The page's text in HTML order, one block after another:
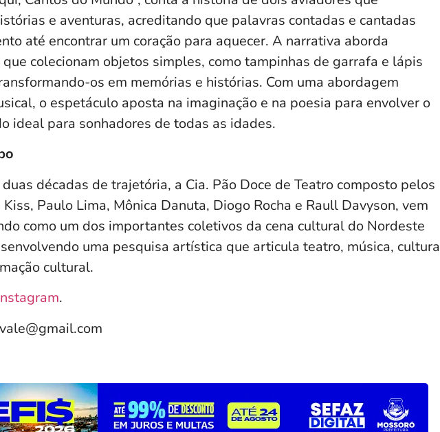
e aventuras, acreditando que palavras contadas e cantadas
até encontrar um coração para aquecer. A narrativa aborda
colecionam objetos simples, como tampinhas de garrafa e lápis
os em memórias e histórias. Com uma abordagem
o espetáculo aposta na imaginação e na poesia para envolver o
ideal para sonhadores de todas as idades.
décadas de trajetória, a Cia. Pão Doce de Teatro composto pelos
Paulo Lima, Mônica Danuta, Diogo Rocha e Raull Davyson, vem
como um dos importantes coletivos da cena cultural do Nordeste
uma pesquisa artística que articula teatro, música, cultura
cultural.
.